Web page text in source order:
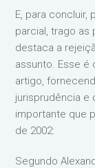
E, para
parcial, trago as
destaca a
assunto. Esse é
artigo,
jurisprudência e
importante que
de 2002:
Segundo